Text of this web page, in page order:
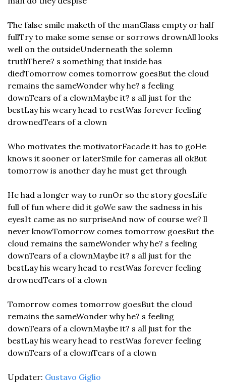
The false smile maketh of the manGlass empty or half
fullTry to make some sense or sorrows drownAll looks
well on the outsideUnderneath the solemn
truthThere? s something that inside has
diedTomorrow comes tomorrow goesBut the cloud
remains the sameWonder why he? s feeling
downTears of a clownMaybe it? s all just for the
bestLay his weary head to restWas forever feeling
drownedTears of a clown
Who motivates the motivatorFacade it has to goHe
knows it sooner or laterSmile for cameras all okBut
tomorrow is another day he must get through
He had a longer way to runOr so the story goesLife
full of fun where did it goWe saw the sadness in his
eyesIt came as no surpriseAnd now of course we? ll
never knowTomorrow comes tomorrow goesBut the
cloud remains the sameWonder why he? s feeling
downTears of a clownMaybe it? s all just for the
bestLay his weary head to restWas forever feeling
drownedTears of a clown
Tomorrow comes tomorrow goesBut the cloud
remains the sameWonder why he? s feeling
downTears of a clownMaybe it? s all just for the
bestLay his weary head to restWas forever feeling
downTears of a clownTears of a clown
Updater: Gustavo Giglio